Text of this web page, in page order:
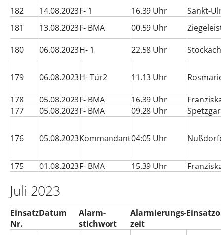
182
14.08.2023F- 1 16.39 Uhr
Sankt-
181
13.08.2023F- BMA 00.59 Uhr
180 06.08.2023H- 1 22.58 Uhr
179 06.08.2023H- Tür2 11.13 Uhr
178 05.08.2023F- BMA 16.39 Uhr
177
05.08.2023F- BMA 09.28 Uhr
176 05.08.2023Kommandant04:05 Uhr
175 01.08.2023F- BMA 15.39 Uhr
Juli 2023
Einsatz
Nr.
Datum
Alarm-
stichwort
Alarmierungs-
zeit